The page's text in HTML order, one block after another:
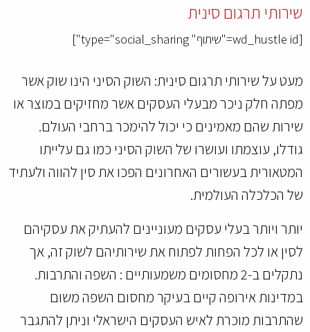
שירותי תרגום סינית
[wd_hustle id="שיתוף" type="social_sharing"]
מעט על שירותי תרגום סינית: השוק הסיני הינו שוק אשר
מפתה חלק ניכר מבעלי העסקים אשר מחזיקים במוצר או
שירות שהם מאמינים כי יכול להימכר ברחבי העולם.
גודלו, עוצמתו ועושרו של השוק הסיני כמו גם עלייתו
המטאורית בעשורים האחרונים הפכו את סין להווה ולעתיד
של הכלכלה העולמית.
יותר ויותר בעלי עסקים מעוניינים להעתיק את עסקיהם
לסין או לכל הפחות לפתוח את שירותיהם לשוק זה, אך
נתקלים ב-2 מחסומים משמעותיים : השפה והתרבות.
במדינות אירופה קיים בעיקר מחסום השפה משום
שהתרבות מוכרת לאיש העסקים הישראלי וניתן להתגבר